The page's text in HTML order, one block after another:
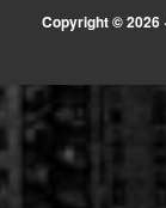
Copyright © 2026 ·